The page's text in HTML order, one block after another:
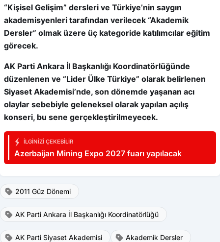
“Kişisel Gelişim” dersleri ve Türkiye’nin saygın
akademisyenleri tarafından verilecek “Akademik
Dersler” olmak üzere üç kategoride katılımcılar eğitim
görecek.
AK Parti Ankara İl Başkanlığı Koordinatörlüğünde
düzenlenen ve “Lider Ülke Türkiye” olarak belirlenen
Siyaset Akademisi’nde, son dönemde yaşanan acı
olaylar sebebiyle geleneksel olarak yapılan açılış
konseri, bu sene gerçekleştirilmeyecek.
İLGINIZI ÇEKEBILIR
Azerbaijan Mining Expo 2027 fuarı yapılacak
2011 Güz Dönemi
AK Parti Ankara İl Başkanlığı Koordinatörlüğü
AK Parti Siyaset Akademisi Akademik Dersler